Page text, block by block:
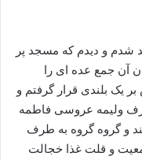
شدم و دیدم که مسجد پر
آن جمع عده ای را
یک بلندی قرار گرفتم و
ولیمه عروسی فاطمه
و گروه گروه به طرف
و قلت غذا خجالت